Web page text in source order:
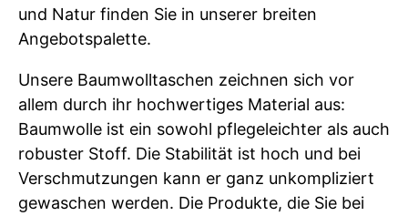
und Natur finden Sie in unserer breiten
Angebotspalette.
Unsere Baumwolltaschen zeichnen sich vor
allem durch ihr hochwertiges Material aus:
Baumwolle ist ein sowohl pflegeleichter als auch
robuster Stoff. Die Stabilität ist hoch und bei
Verschmutzungen kann er ganz unkompliziert
gewaschen werden. Die Produkte, die Sie bei